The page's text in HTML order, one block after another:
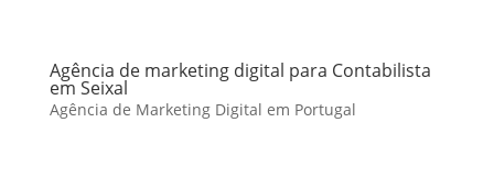
Agência de marketing digital para Contabilista
em Seixal
Agência de Marketing Digital em Portugal